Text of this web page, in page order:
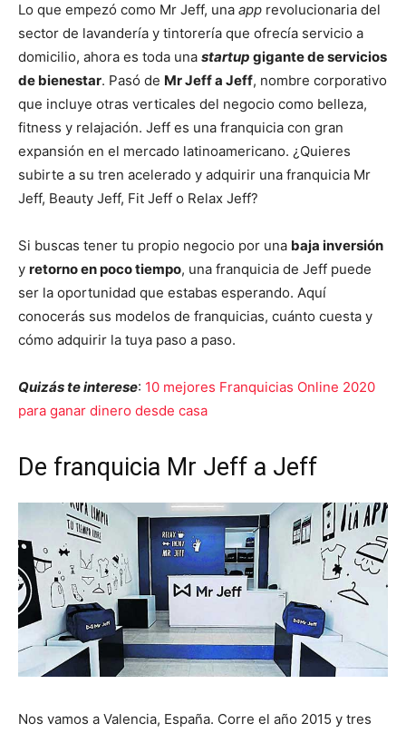
Lo que empezó como Mr Jeff, una app revolucionaria del
sector de lavandería y tintorería que ofrecía servicio a
domicilio, ahora es toda una startup gigante de servicios
de bienestar. Pasó de Mr Jeff a Jeff, nombre corporativo
que incluye otras verticales del negocio como belleza,
fitness y relajación. Jeff es una franquicia con gran
expansión en el mercado latinoamericano. ¿Quieres
subirte a su tren acelerado y adquirir una franquicia Mr
Jeff, Beauty Jeff, Fit Jeff o Relax Jeff?
Si buscas tener tu propio negocio por una baja inversión
y retorno en poco tiempo, una franquicia de Jeff puede
ser la oportunidad que estabas esperando. Aquí
conocerás sus modelos de franquicias, cuánto cuesta y
cómo adquirir la tuya paso a paso.
Quizás te interese: 10 mejores Franquicias Online 2020
para ganar dinero desde casa
De franquicia Mr Jeff a Jeff
Nos vamos a Valencia, España. Corre el año 2015 y tres